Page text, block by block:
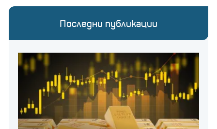
Последни публикации